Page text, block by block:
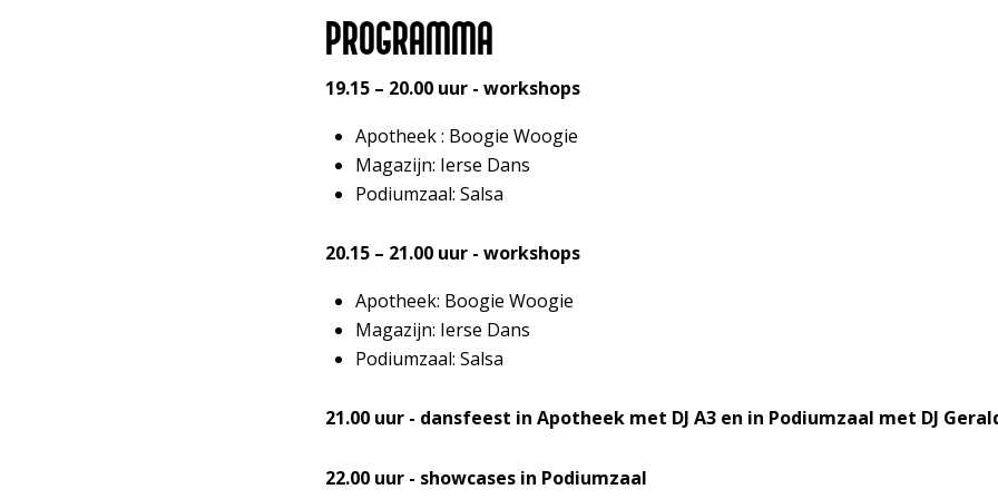
PROGRAMMA
19.15 – 20.00 uur - workshops
Apotheek : Boogie Woogie
Magazijn: Ierse Dans
Podiumzaal: Salsa
20.15 – 21.00 uur - workshops
Apotheek: Boogie Woogie
Magazijn: Ierse Dans
Podiumzaal: Salsa
21.00 uur - dansfeest in Apotheek met DJ A3 en in Podiumzaal met DJ
22.00 uur - showcases in Podiumzaal